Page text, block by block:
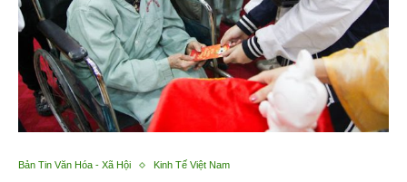
Bản Tin Văn Hóa - Xã Hội Kinh Tế Việt Nam